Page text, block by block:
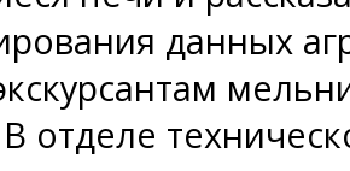
данных
отделе